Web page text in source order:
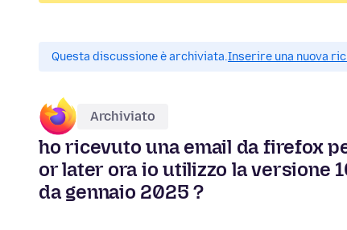
Questa discussione è archiviata.Inserire una nuova
Archiviato
ho ricevuto una email da firefox
or later ora io utilizzo la versione
da gennaio 2025 ?